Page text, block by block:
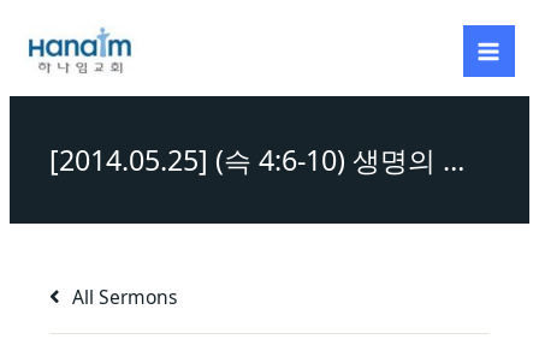
content
[2014.05.25] (슥 4:6-10) 생명의 비밀 : 하나됨
All Sermons